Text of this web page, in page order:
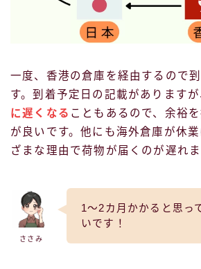
一度、香港の倉庫を経由するので
す。到着予定日の記載があります
に遅くなる こともあるので、余裕
が良いです。他にも海外倉庫が休
ざまな理由で荷物が届くのが遅れま
ささみ
1～2カ月かかると思っ
いです！